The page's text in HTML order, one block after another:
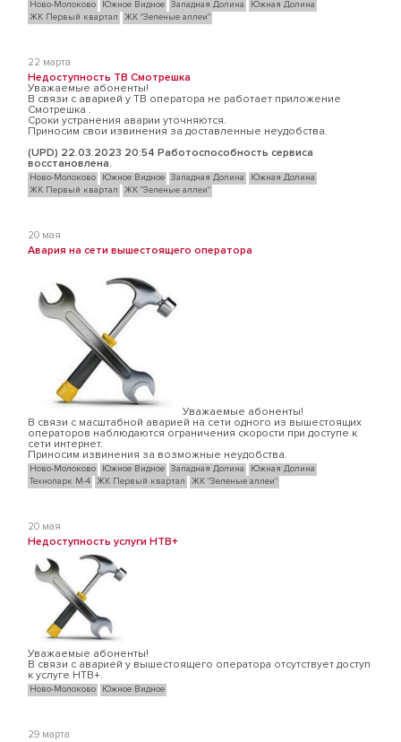
Ново-Молоково Южное Видное Западная Долина
Южная Долина
ЖК Первый квартал
ЖК "Зеленые аллеи"
22 марта
Недоступность ТВ Смотрешка
Уважаемые абоненты!
В связи с аварией у ТВ оператора не работает приложение
Смотрешка .
Cроки устранения аварии уточняются.
Приносим свои извинения за доставленные неудобства.
(UPD) 22.03.2023 20:54 Работоспособность сервиса
восстановлена.
Ново-Молоково Южное Видное Западная Долина
Южная Долина
ЖК Первый квартал
ЖК "Зеленые аллеи"
20 мая
Авария на сети вышестоящего оператора
Уважаемые абоненты!
В связи с масштабной аварией на сети одного из вышестоящих
операторов наблюдаются ограничения скорости при доступе к
сети интернет.
Приносим извинения за возможные неудобства.
Ново-Молоково Южное Видное Западная Долина
Южная Долина
Технопарк М-4 ЖК Первый квартал ЖК "Зеленые аллеи"
20 мая
Недоступность услуги НТВ+
Уважаемые абоненты!
В связи с аварией у вышестоящего оператора отсутствует доступ
к услуге НТВ+.
Ново-Молоково Южное Видное
29 марта